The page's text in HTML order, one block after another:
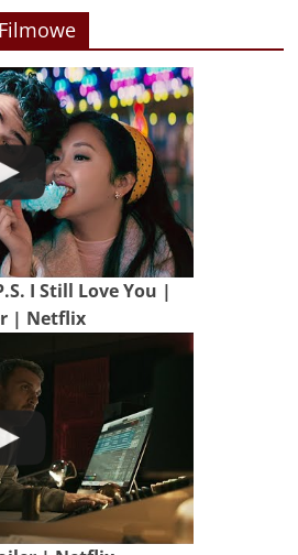
I Still Love You |
| Netflix